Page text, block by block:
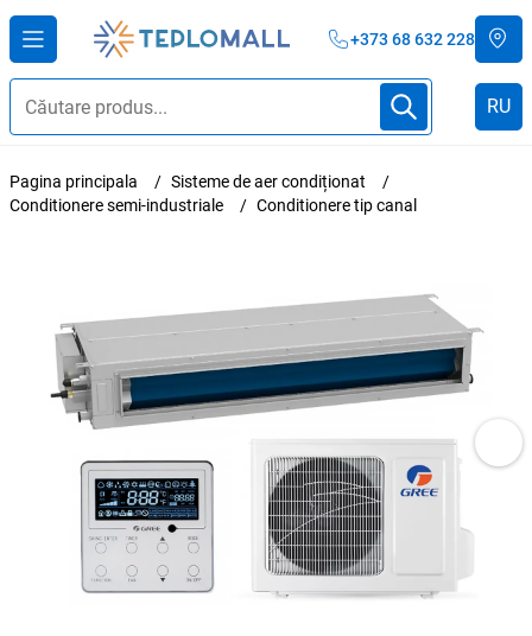
+373 68 632 228
RU
Pagina principala
Sisteme de aer condiționat
Conditionere semi-industriale
Conditionere tip canal